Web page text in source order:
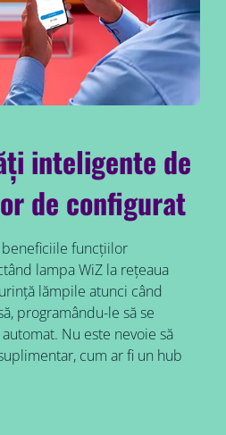
inteligente de
de configurat
funcțiilor
lampa WiZ la rețeaua
lămpile atunci când
programându-le să se
Nu este nevoie să
cum ar fi un hub